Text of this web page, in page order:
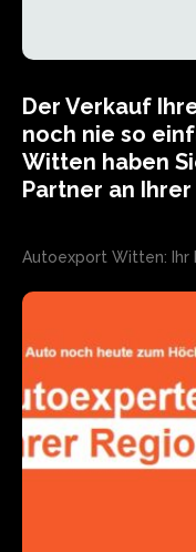
Der Verkauf
noch nie so
Witten haben
Partner an
Autoexport Witten: Ihr